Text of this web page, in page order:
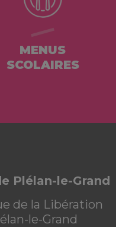
MENUS
SCOLAIRES
Plélan-le-Grand
de la Libération
le-Grand